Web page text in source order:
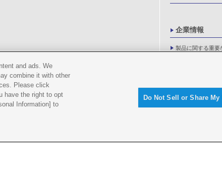
企業情報
製品に関する重要
and ads. We
combine it with other
Please click
have the right to opt
Information] to
Do Not Sell or Share